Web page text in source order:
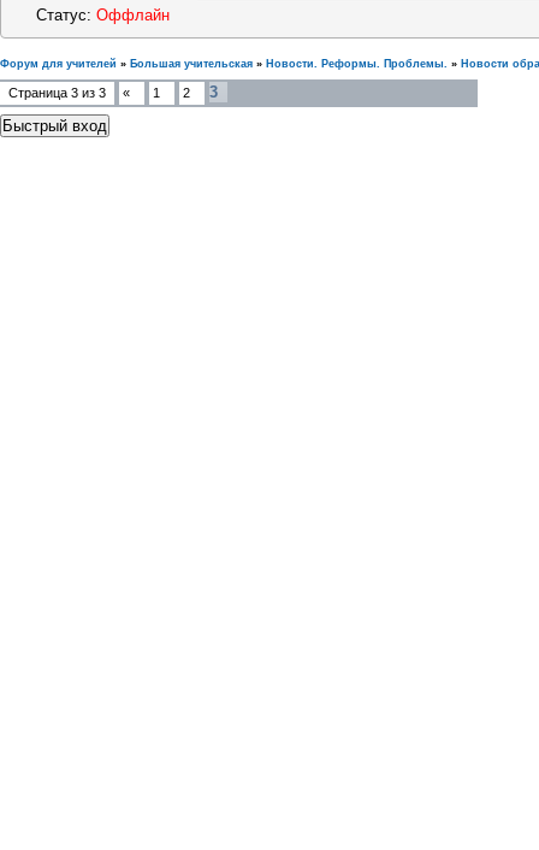
Статус: Оффлайн
Форум для учителей » Большая учительская » Новости. Реформы. Проблемы. » Новости
Страница 3 из 3 « 1 2 3